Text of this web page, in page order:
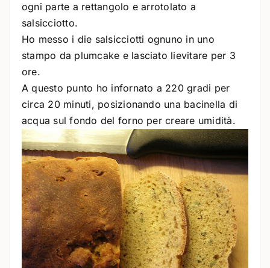
ogni parte a rettangolo e arrotolato a
salsicciotto.
Ho messo i die salsicciotti ognuno in uno
stampo da plumcake e lasciato lievitare per 3
ore.
A questo punto ho infornato a 220 gradi per
circa 20 minuti, posizionando una bacinella di
acqua sul fondo del forno per creare umidità.